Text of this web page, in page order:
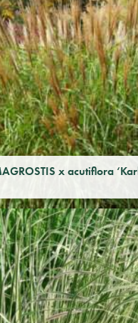
x acutiflora